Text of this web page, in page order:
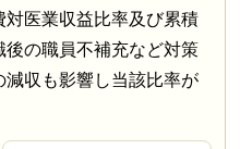
医業収益比率及び累積
の職員不補充など対策
収も影響し当該比率が